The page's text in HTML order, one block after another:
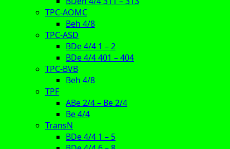
TPC-AOMC
Beh 4/8
TPC-ASD
BDe 4/4 1 – 2
BDe 4/4 401 – 404
TPC-BVB
Beh 4/8
TPF
ABe 2/4 – Be 2/4
Be 4/4
TransN
BDe 4/4 1 – 5